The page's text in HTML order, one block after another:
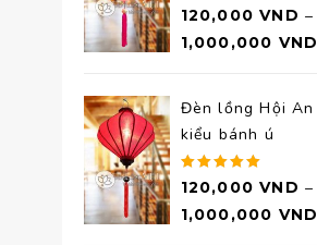
Được xếp
5 sao
120,000VND –
1,000,000 VND
Đèn lồng Hội An
kiểu bánh ú
Được xếp
5 sao
120,000VND –
1,000,000 VND